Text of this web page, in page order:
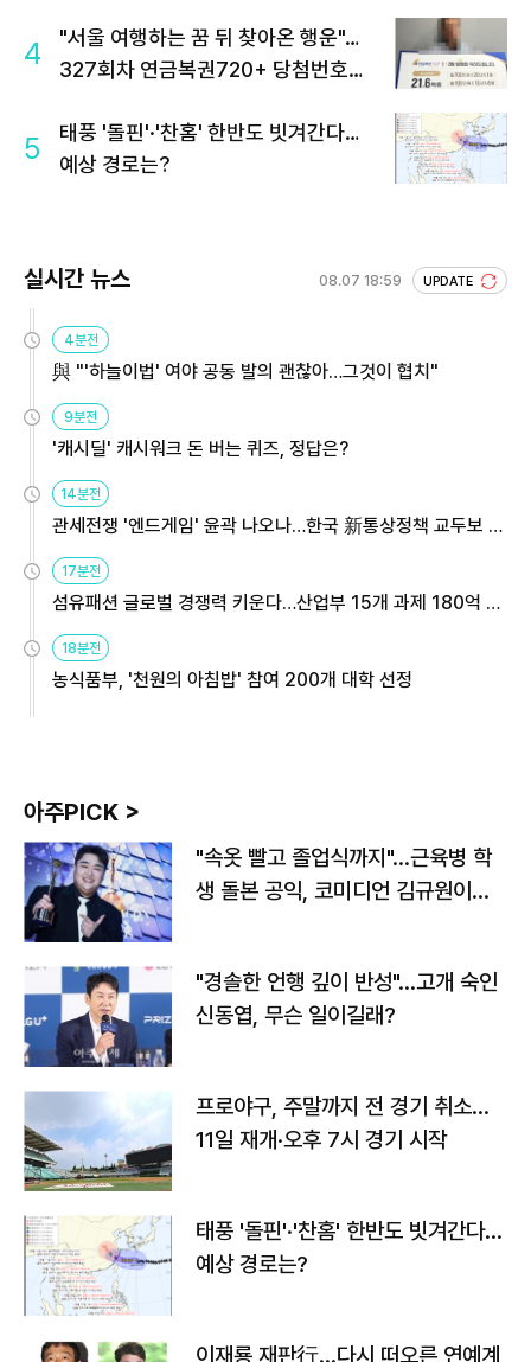
4
"서울 여행하는 꿈 뒤 찾아온 행운"…
327회차 연금복권720+ 당첨번호조
5
태풍 '돌핀'·'찬홈' 한반도 빗겨간다…
예상 경로는?
실시간 뉴스 08.07 18:59 UPDATE
4분전
與 "'하늘이법' 여야 공동 발의 괜찮아…그것이 협치"
9분전
'캐시딜' 캐시워크 돈 버는 퀴즈, 정답은?
14분전
관세전쟁 '엔드게임' 윤곽 나오나…한국 新통상정책 교두보 활
용해야
17분전
섬유패션 글로벌 경쟁력 키운다…산업부 15개 과제 180억 지
원
18분전
농식품부, '천원의 아침밥' 참여 200개 대학 선정
아주PICK >
"속옷 빨고 졸업식까지"…근육병 학
생 돌본 공익, 코미디언 김규원이었
"경솔한 언행 깊이 반성"…고개 숙인
신동엽, 무슨 일이길래?
프로야구, 주말까지 전 경기 취소…
11일 재개·오후 7시 경기 시작
태풍 '돌핀'·'찬홈' 한반도 빗겨간다…
예상 경로는?
이재룡 재판行…다시 떠오른 연예계